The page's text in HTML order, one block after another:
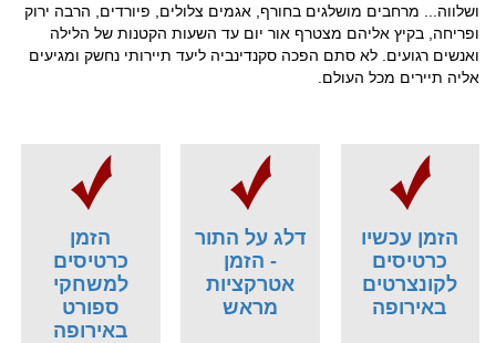
ושלווה... מרחבים מושלגים בחורף, אגמים צלולים, פיורדים, הרבה ירוק
ופריחה, בקיץ אליהם מצטרף אור יום עד השעות הקטנות של הלילה
ואנשים רגועים. לא סתם הפכה סקנדינביה ליעד תיירותי נחשק ומגיעים
אליה תיירים מכל העולם.
הזמן עכשיו
כרטיסים
לקונצרטים
באירופה
דלג על התור
- הזמן
אטרקציות
מראש
הזמן
כרטיסים
למשחקי
ספורט
באירופה